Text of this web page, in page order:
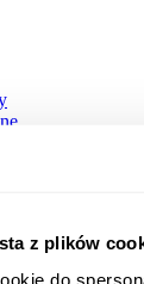
z plików
do